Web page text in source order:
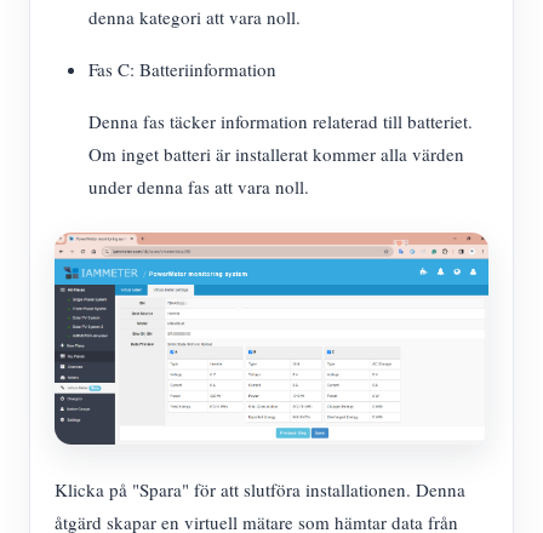
denna kategori att vara noll.
Fas C: Batteriinformation
Denna fas täcker information relaterad till batteriet.
Om inget batteri är installerat kommer alla värden
under denna fas att vara noll.
Klicka på "Spara" för att slutföra installationen. Denna
åtgärd skapar en virtuell mätare som hämtar data från